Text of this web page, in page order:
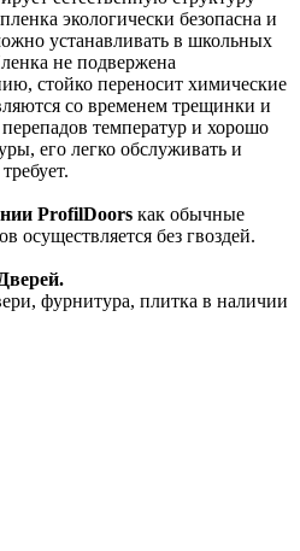
экологически безопасна и
устанавливать в школьных
не подвержена
стойко переносит химические
со временем трещинки и
температур и хорошо
его легко обслуживать и
ProfilDoors как обычные
осуществляется без гвоздей.
фурнитура, плитка в наличии